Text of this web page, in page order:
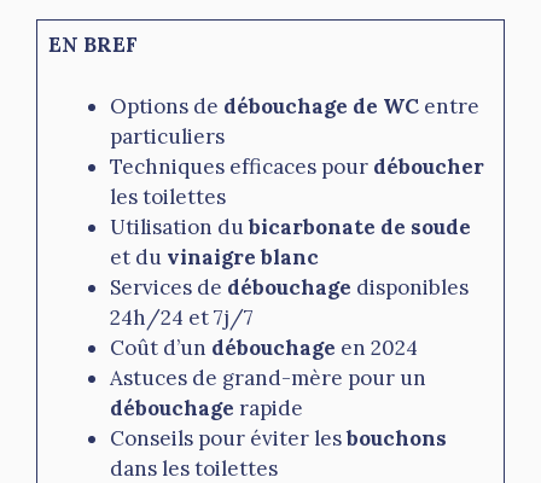
EN BREF
Options de débouchage de WCentre
particuliers
Techniques efficaces pour déboucher
les toilettes
Utilisation dubicarbonate de soude
et du vinaigre blanc
Services de débouchage disponibles
24h/24 et 7j/7
Coût d’un débouchage en 2024
Astuces de grand-mère pour un
débouchage rapide
Conseils pour éviter lesbouchons
dans les toilettes